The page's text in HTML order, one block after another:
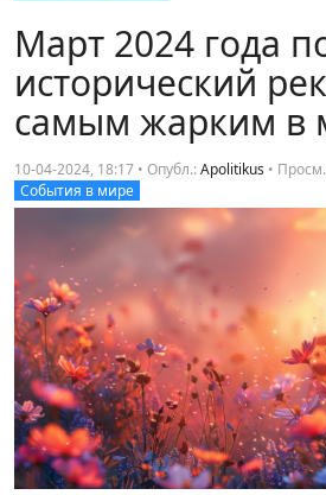
Март 2024 года
исторический
самым жарким в
10-04-2024, 18:17 • Опубл.:Apolitikus •
События в мире